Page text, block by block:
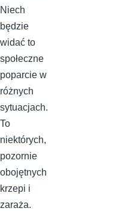
Niech
będzie
widać to
społeczne
poparcie w
różnych
sytuacjach.
To
niektórych,
pozornie
obojętnych
krzepi i
zaraża.